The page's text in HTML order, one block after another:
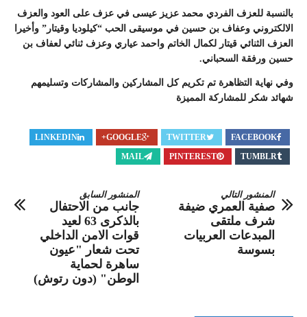
بالنسبة للعزف الفردي محمد عزيز عيسى في عزف على العود والعزف
الالكتروني وعفاف بن حسين في موسيقى الحب “كيلوديا وقيتار” وأخيرا
العزف الثنائي قيتار لكمال الخاتم واحمد عياري وعزف ثنائي لعفاف بن
حسين ورفقة السحباني.
وفي نهاية التظاهرة تم تكريم كل المشاركين والمشاركات وتسليمهم
شهائد شكر للمشاركة المميزة
FACEBOOK
TWITTER
GOOGLE+
LINKEDIN
TUMBLR
PINTEREST
MAIL
المنشور السابق
جانب من الاحتفال
بالذكرى 63 لعيد
قوات الامن الداخلي
تحت شعار "عيون
ساهرة لحماية
الوطن" (دون رتوش)
المنشور التالي
صفية العمري ضيفة
شرف ملتقى
المبدعات العربيات
بسوسة